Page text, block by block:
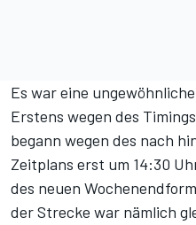
Es war eine
Erstens wegen des
begann wegen des nach
Zeitplans erst um 14:30
des neuen
der Strecke war nämlich